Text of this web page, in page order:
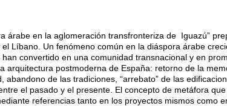
árabe en la aglomeración transfronteriza de Iguazú”
Líbano. Un fenómeno común en la diáspora árabe
convertido en una comunidad transnacional y en
arquitectura postmoderna de España: retorno de la
de las tradiciones, “arrebato” de las
el pasado y el presente. El concepto de metáfora
referencias tanto en los proyectos mismos como